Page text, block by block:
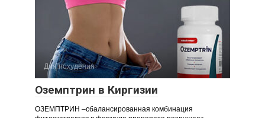
Для похудения
Оземптрин в Киргизии
ОЗЕМПТРИН –сбалансированная комбинация